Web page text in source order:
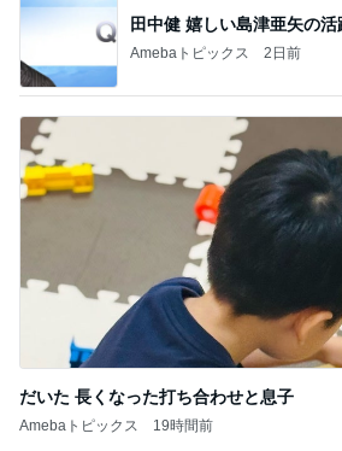
Amebaトピックス
開いた口が塞がらないずさ
Amebaトピックス
もっと早く購入すれば良か
Amebaトピックス 19時間前